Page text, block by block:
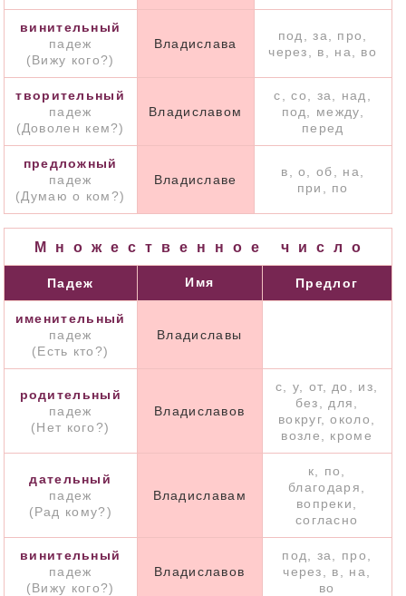
винительный
падеж
(Вижу кого?)
Владислава
под, за, про,
через, в, на, во
творительный
падеж
(Доволен кем?)
Владиславом
с, со, за, над,
под, между,
перед
предложный
падеж
(Думаю о ком?)
Владиславе
в, о, об, на,
при, по
Множественное число
Падеж Имя Предлог
именительный
падеж
(Есть кто?)
Владиславы
родительный
падеж
(Нет кого?)
Владиславов
с, у, от, до, из,
без, для,
вокруг, около,
возле, кроме
дательный
падеж
(Рад кому?)
Владиславам
к, по,
благодаря,
вопреки,
согласно
винительный
падеж
(Вижу кого?)
Владиславов
под, за, про,
через, в, на,
во